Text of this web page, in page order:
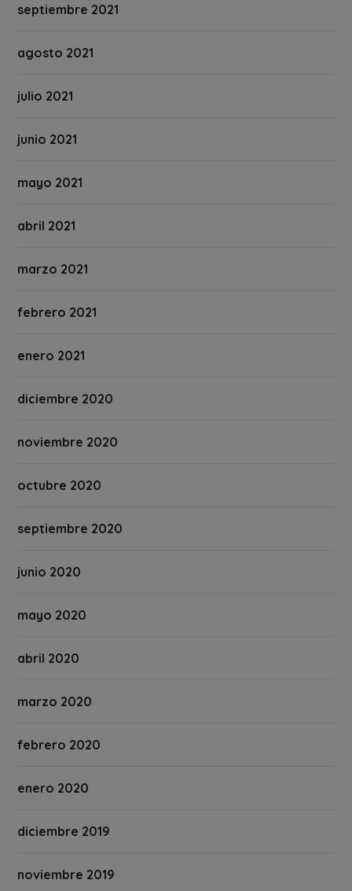
septiembre 2021
agosto 2021
julio 2021
junio 2021
mayo 2021
abril 2021
marzo 2021
febrero 2021
enero 2021
diciembre 2020
noviembre 2020
octubre 2020
septiembre 2020
junio 2020
mayo 2020
abril 2020
marzo 2020
febrero 2020
enero 2020
diciembre 2019
noviembre 2019